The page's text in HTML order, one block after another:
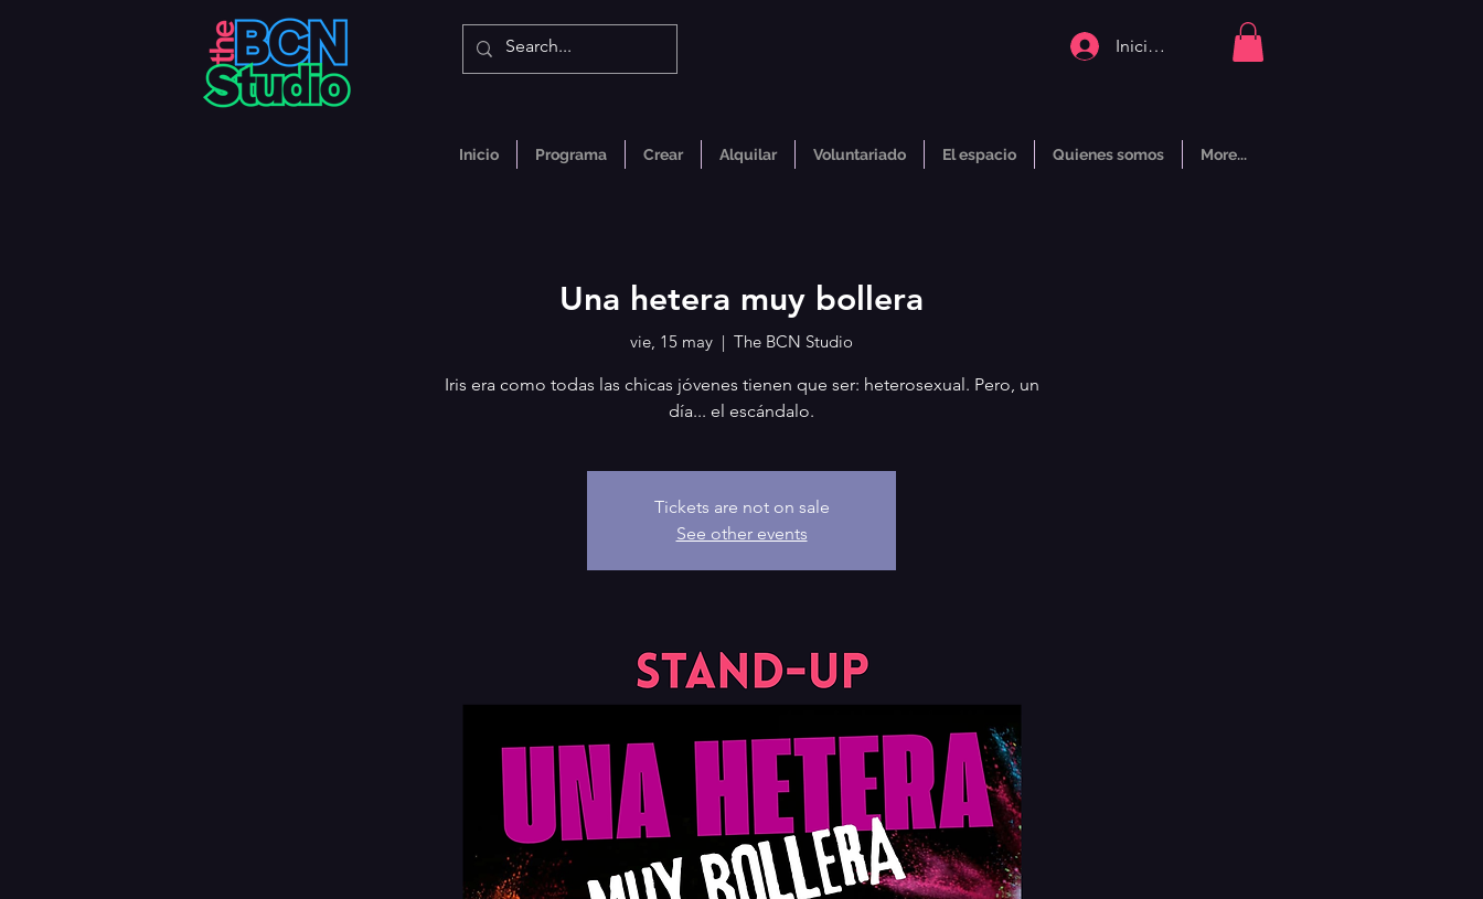
Iniciar sesión
Inicio Programa Crear Alquilar Voluntariado El espacio Quienes somos More...
Una hetera muy bollera
vie, 15 may
  |
The BCN Studio
Iris era como todas las chicas jóvenes tienen que ser: heterosexual. Pero, un
día... el escándalo.
Tickets are not on sale
See other events